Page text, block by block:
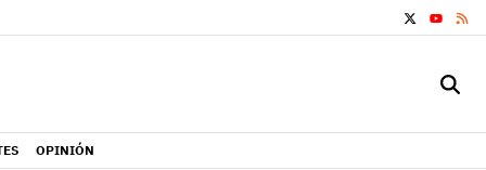
YOUTUBE
OPINIÓN